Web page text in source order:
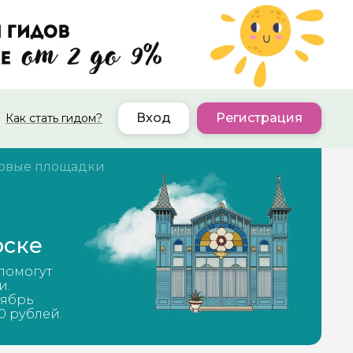
Как стать гидом? Вход Регистрация
площадки
рублей.